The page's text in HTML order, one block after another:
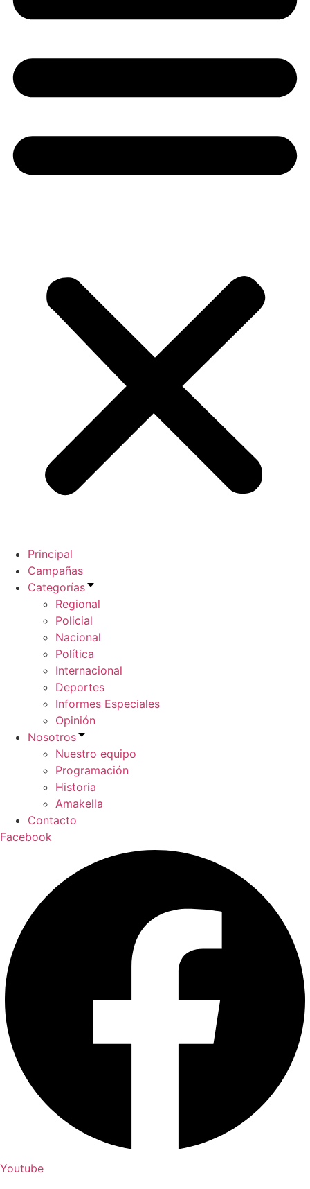
Principal
Campañas
Categorías
Regional
Policial
Nacional
Política
Internacional
Deportes
Informes Especiales
Opinión
Nosotros
Nuestro equipo
Programación
Historia
Amakella
Contacto
Facebook
Youtube